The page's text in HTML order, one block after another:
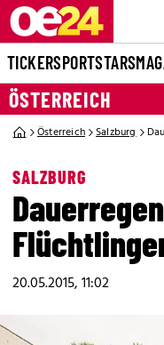
TICKERSPORTSTARS
ÖSTERREICH
Österreich Salzburg
SALZBURG
20.05.2015, 11:02